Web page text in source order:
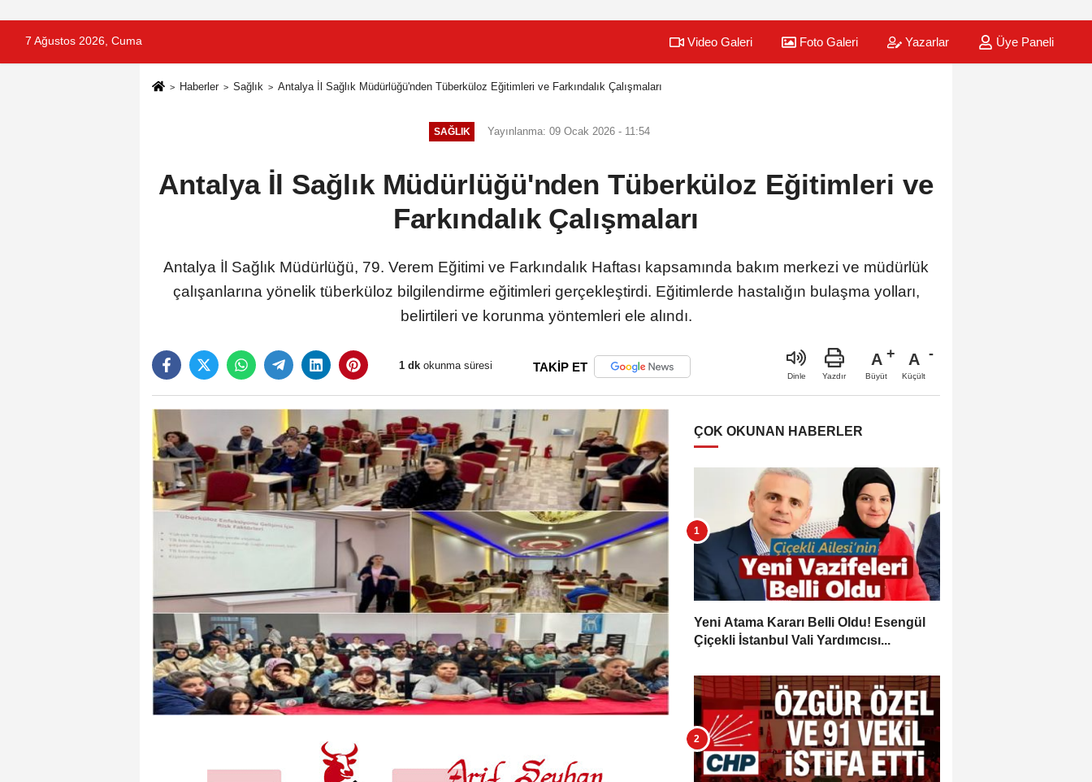
7 Ağustos 2026, Cuma Video Galeri Foto Galeri Yazarlar Üye Paneli
Haberler Sağlık Antalya İl Sağlık Müdürlüğü'nden Tüberküloz Eğitimleri ve Farkındalık Çalışmaları
SAĞLIK Yayınlanma: 09 Ocak 2026 - 11:54
Antalya İl Sağlık Müdürlüğü'nden Tüberküloz Eğitimleri ve
Farkındalık Çalışmaları
Antalya İl Sağlık Müdürlüğü, 79. Verem Eğitimi ve Farkındalık Haftası kapsamında bakım merkezi ve müdürlük
çalışanlarına yönelik tüberküloz bilgilendirme eğitimleri gerçekleştirdi. Eğitimlerde hastalığın bulaşma yolları,
belirtileri ve korunma yöntemleri ele alındı.
1 dk okunma süresi TAKİP ET
Dinle Yazdır
A
Büyüt
A
Küçült
ÇOK OKUNAN HABERLER
Yeni Atama Kararı Belli Oldu! Esengül
Çiçekli İstanbul Vali Yardımcısı...